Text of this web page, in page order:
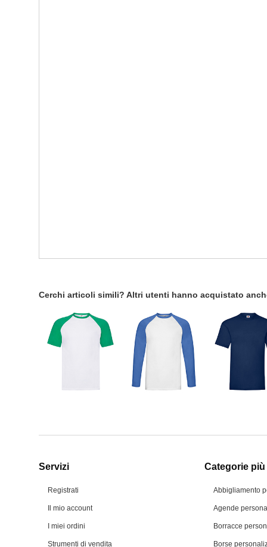
Cerchi articoli simili? Altri utenti hanno acquistato
Servizi
Registrati
Il mio account
I miei ordini
Strumenti di vendita
Categorie
Abbigliamento
Agende
Borracce
Borse